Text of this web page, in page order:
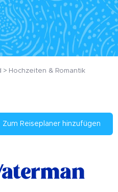
Hochzeiten & Romantik
Zum Reiseplaner hinzufügen